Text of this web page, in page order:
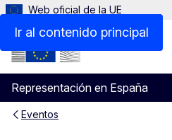
Ir al contenido principal
Web oficial de la UE
Representación en España
Menu
Eventos